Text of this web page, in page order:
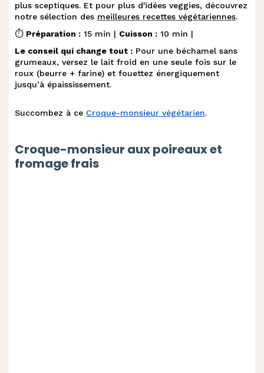
plus sceptiques. Et pour plus d'idées veggies, découvrez
notre sélection des meilleures recettes végétariennes.
⏱️ Préparation : 15 min | Cuisson : 10 min |
Le conseil qui change tout : Pour une béchamel sans
grumeaux, versez le lait froid en une seule fois sur le
roux (beurre + farine) et fouettez énergiquement
jusqu’à épaississement.
Succombez à ce Croque-monsieur végétarien.
Croque-monsieur aux poireaux et
fromage frais